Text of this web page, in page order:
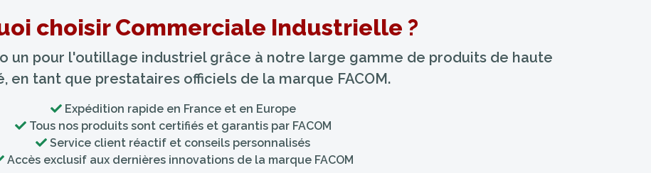
choisir Commerciale Industrielle ?
un pour l'outillage industriel grâce à notre large gamme de produits de haute
en tant que prestataires officiels de la marque FACOM.
Expédition rapide en France et en Europe
Tous nos produits sont certifiés et garantis par FACOM
Service client réactif et conseils personnalisés
Accès exclusif aux dernières innovations de la marque FACOM